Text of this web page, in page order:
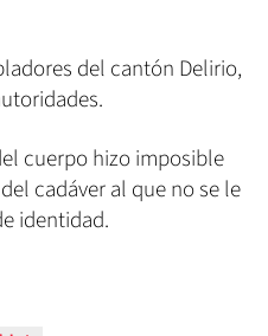
del cantón Delirio,
cuerpo hizo imposible
cadáver al que no se le
identidad.